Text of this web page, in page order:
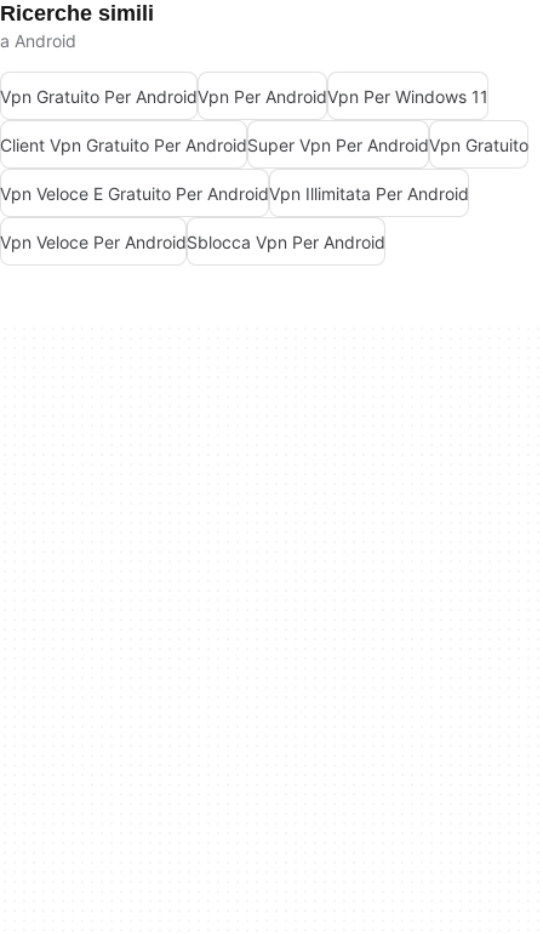
Ricerche simili
a Android
Vpn Gratuito Per AndroidVpn Per AndroidVpn Per Windows 11
Client Vpn Gratuito Per AndroidSuper Vpn Per AndroidVpn Gratuito
Vpn Veloce E Gratuito Per AndroidVpn Illimitata Per Android
Vpn Veloce Per AndroidSblocca Vpn Per Android